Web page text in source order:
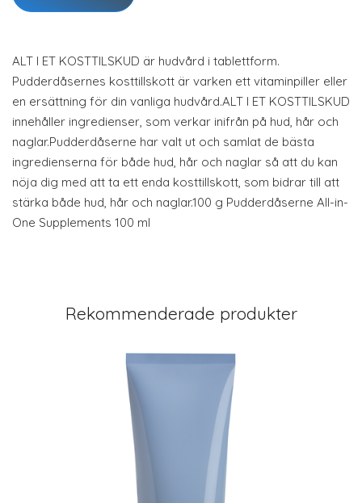
ALT I ET KOSTTILSKUD är hudvård i tablettform.
Pudderdåsernes kosttillskott är varken ett vitaminpiller eller
en ersättning för din vanliga hudvård.ALT I ET KOSTTILSKUD
innehåller ingredienser, som verkar inifrån på hud, hår och
naglar.Pudderdåserne har valt ut och samlat de bästa
ingredienserna för både hud, hår och naglar så att du kan
nöja dig med att ta ett enda kosttillskott, som bidrar till att
stärka både hud, hår och naglar.100 g Pudderdåserne All-in-
One Supplements 100 ml
Rekommenderade produkter